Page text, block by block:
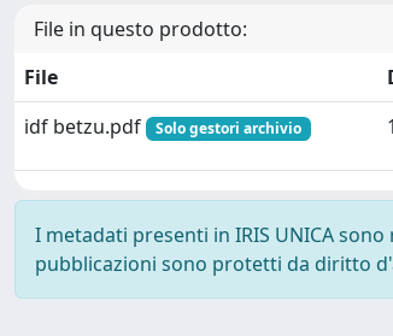
File in questo prodotto:
File
idf betzu.pdf
Solo gestori archivio
I metadati presenti in IRIS UNICA
pubblicazioni sono protetti da diritto